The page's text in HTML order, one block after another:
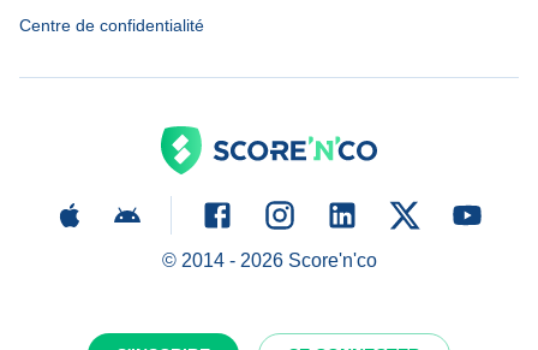
Centre de confidentialité
© 2014 - 2026Score'n'co